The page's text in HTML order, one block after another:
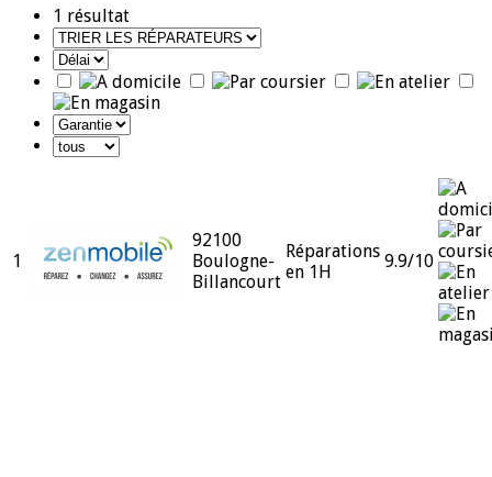
1 résultat
1
92100
Boulogne-
Billancourt
Réparations
en 1H
9.9/10